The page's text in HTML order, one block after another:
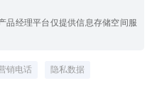
品经理平台仅提供信息存储空间服
销电话 隐私数据